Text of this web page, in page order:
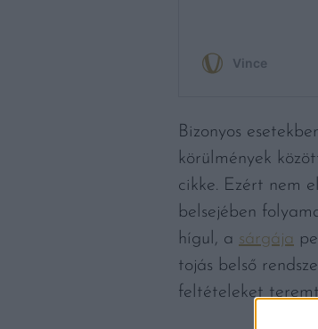
Bizonyos
körülmények
cikke. Ezért nem
belsejében
hígul, a sárgája
tojás belső
feltételeket